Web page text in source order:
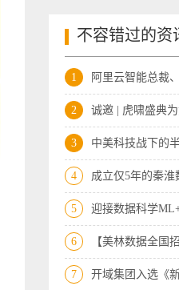
不容错过的资
1 阿里云智能总裁
2 诚邀 | 虎啸盛典
3 中美科技战下的
4 成立仅5年的秦淮
5 迎接数据科学
6 【美林数据全国
7 开域集团入选《